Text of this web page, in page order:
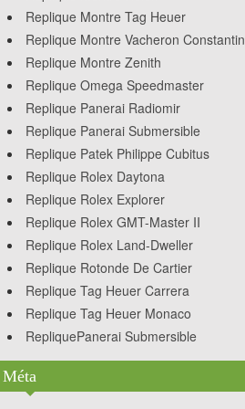
Replique Montre Tag Heuer
Replique Montre Vacheron Constantin
Replique Montre Zenith
Replique Omega Speedmaster
Replique Panerai Radiomir
Replique Panerai Submersible
Replique Patek Philippe Cubitus
Replique Rolex Daytona
Replique Rolex Explorer
Replique Rolex GMT-Master II
Replique Rolex Land-Dweller
Replique Rotonde De Cartier
Replique Tag Heuer Carrera
Replique Tag Heuer Monaco
RepliquePanerai Submersible
Méta